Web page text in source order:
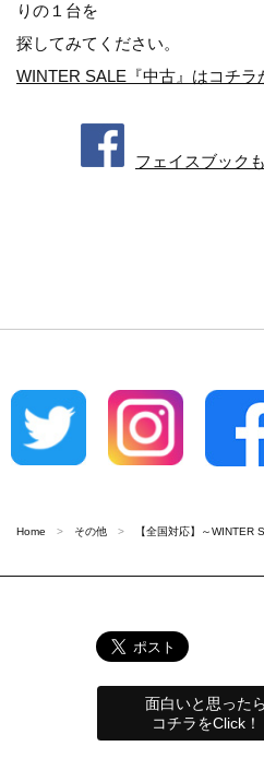
りの１台を
探してみてください。
WINTER SALE『中古』はコチラ
フェイスブック
Home その他 【全国対応】～
面白いと思ったら
コチラをClick！